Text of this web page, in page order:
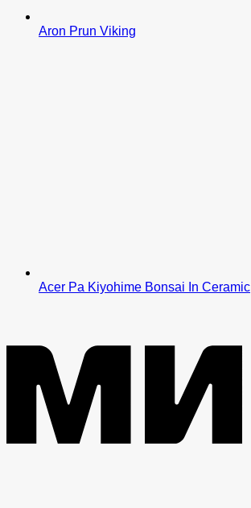
Aron Prun Viking
Acer Pa Kiyohime Bonsai In Ceramic